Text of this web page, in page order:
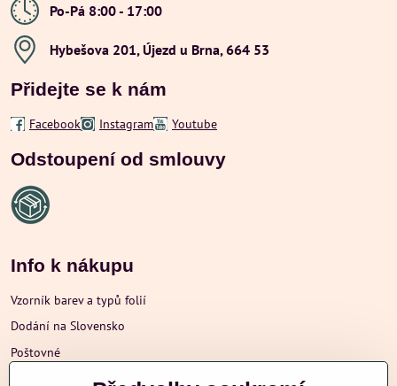
Po-Pá 8:00 - 17:00
Hybešova 201, Újezd u Brna, 664 53
Přidejte se k nám
Facebook Instagram Youtube
Odstoupení od smlouvy
Info k nákupu
Vzorník barev a typů folií
Dodání na Slovensko
Poštovné
Obchodní podmínky